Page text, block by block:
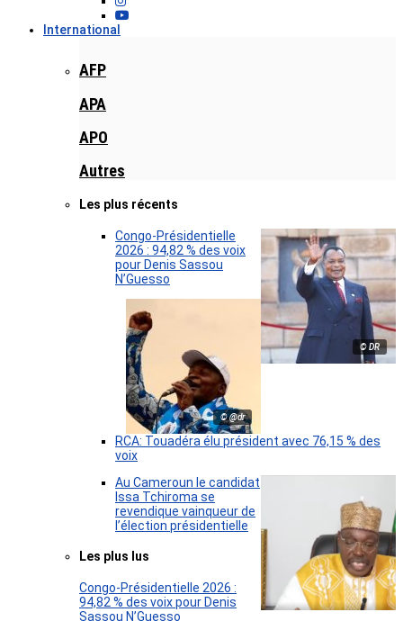
International
AFP
APA
APO
Autres
Les plus récents
© DR
Congo-Présidentielle
2026 : 94,82 % des voix
pour Denis Sassou
N’Guesso
© @dr
RCA: Touadéra élu président avec 76,15 % des
voix
Au Cameroun le candidat
Issa Tchiroma se
revendique vainqueur de
l’élection présidentielle
Les plus lus
Congo-Présidentielle 2026 :
94,82 % des voix pour Denis
Sassou N’Guesso